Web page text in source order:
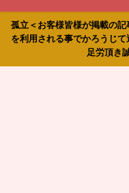
孤立＜お客様皆様が掲載の
を利用される事でかろうじ
足労頂き